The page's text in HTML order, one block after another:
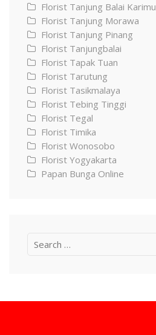
Florist Tanjung Balai
Florist Tanjung Morawa
Florist Tanjung Pinang
Florist Tanjungbalai
Florist Tapak Tuan
Florist Tarutung
Florist Tasikmalaya
Florist Tebing Tinggi
Florist Tegal
Florist Timika
Florist Wonosobo
Florist Yogyakarta
Papan Bunga Online
Search